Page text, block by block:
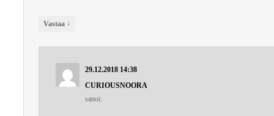
Vastaa ↓
29.12.2018 14:38
CURIOUSNOORA
sanoi: